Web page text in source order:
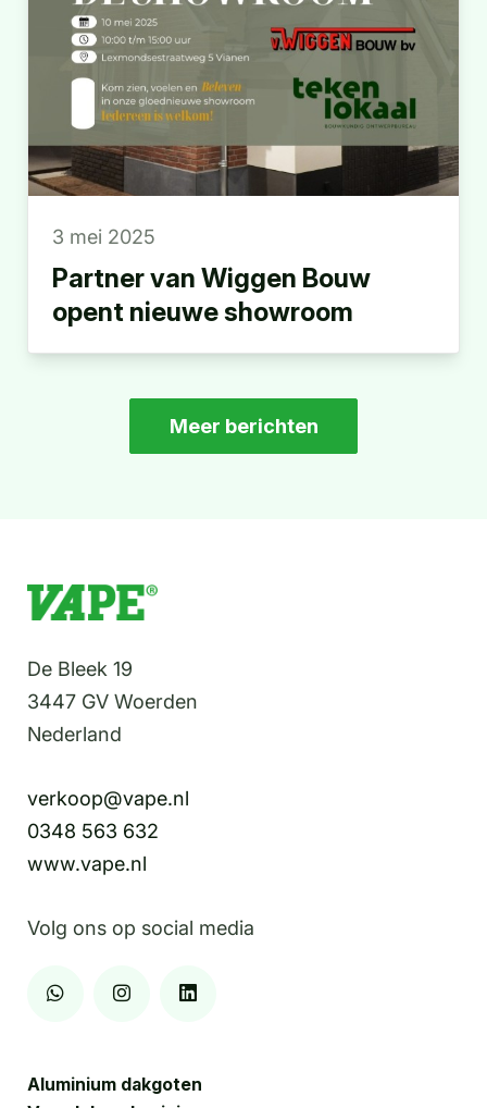
3 mei 2025
Partner van Wiggen Bouw
opent nieuwe showroom
Meer berichten
Gorinchem
November
staan
het
mechanisatie
De Bleek 19
3447 GV Woerden
Nederland
verkoop@vape.nl
0348 563 632
www.vape.nl
Volg ons op social media
Aluminium dakgoten